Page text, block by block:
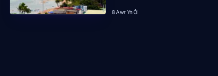
8 Awr Yn Ôl